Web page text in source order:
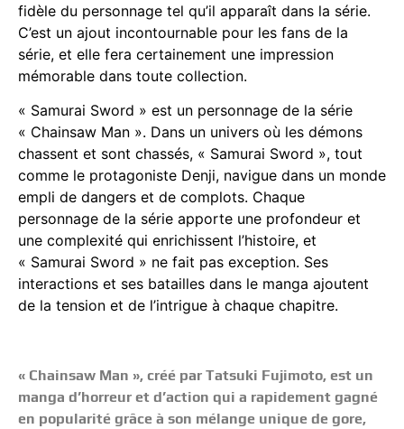
fidèle du personnage tel qu’il apparaît dans la série.
C’est un ajout incontournable pour les fans de la
série, et elle fera certainement une impression
mémorable dans toute collection.
« Samurai Sword » est un personnage de la série
« Chainsaw Man ». Dans un univers où les démons
chassent et sont chassés, « Samurai Sword », tout
comme le protagoniste Denji, navigue dans un monde
empli de dangers et de complots. Chaque
personnage de la série apporte une profondeur et
une complexité qui enrichissent l’histoire, et
« Samurai Sword » ne fait pas exception. Ses
interactions et ses batailles dans le manga ajoutent
de la tension et de l’intrigue à chaque chapitre.
« Chainsaw Man », créé par Tatsuki Fujimoto, est un
manga d’horreur et d’action qui a rapidement gagné
en popularité grâce à son mélange unique de gore,